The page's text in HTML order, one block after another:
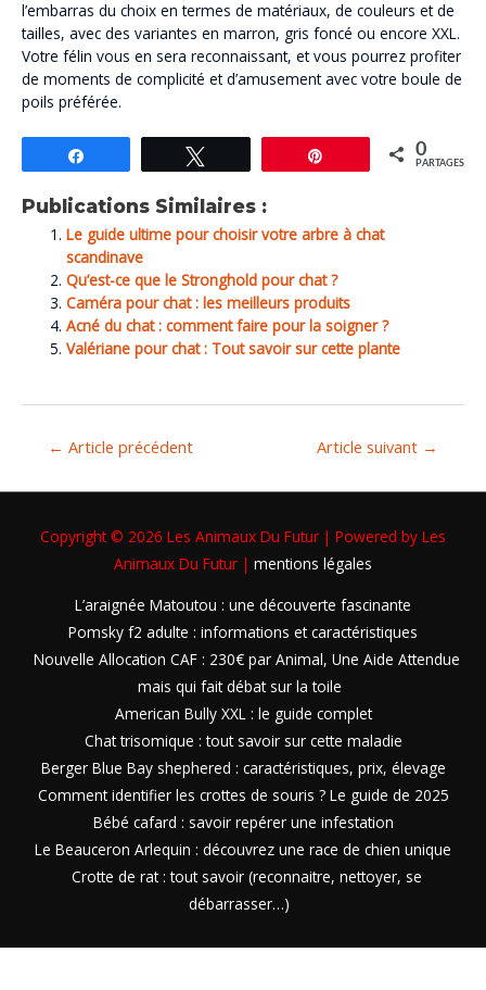
l’embarras du choix en termes de matériaux, de couleurs et de
tailles, avec des variantes en marron, gris foncé ou encore XXL.
Votre félin vous en sera reconnaissant, et vous pourrez profiter
de moments de complicité et d’amusement avec votre boule de
poils préférée.
0
PARTAGES
Publications Similaires :
Le guide ultime pour choisir votre arbre à chat
scandinave
Qu’est-ce que le Stronghold pour chat ?
Caméra pour chat : les meilleurs produits
Acné du chat : comment faire pour la soigner ?
Valériane pour chat : Tout savoir sur cette plante
← Article précédent Article suivant →
Copyright © 2026 Les Animaux Du Futur | Powered by Les
Animaux Du Futur | mentions légales
L’araignée Matoutou : une découverte fascinante
Pomsky f2 adulte : informations et caractéristiques
Nouvelle Allocation CAF : 230€ par Animal, Une Aide Attendue
mais qui fait débat sur la toile
American Bully XXL : le guide complet
Chat trisomique : tout savoir sur cette maladie
Berger Blue Bay shephered : caractéristiques, prix, élevage
Comment identifier les crottes de souris ? Le guide de 2025
Bébé cafard : savoir repérer une infestation
Le Beauceron Arlequin : découvrez une race de chien unique
Crotte de rat : tout savoir (reconnaitre, nettoyer, se
débarrasser…)